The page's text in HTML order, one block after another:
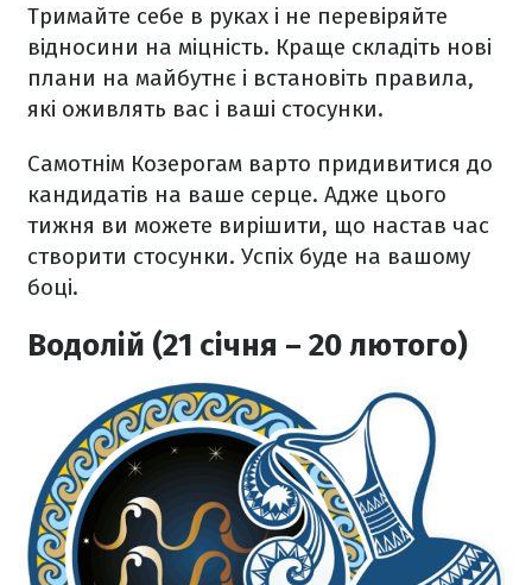
Тримайте себе в руках і не перевіряйте
відносини на міцність. Краще складіть нові
плани на майбутнє і встановіть правила,
які оживлять вас і ваші стосунки.
Самотнім Козерогам варто придивитися до
кандидатів на ваше серце. Адже цього
тижня ви можете вирішити, що настав час
створити стосунки. Успіх буде на вашому
боці.
Водолій (21 січня – 20 лютого)